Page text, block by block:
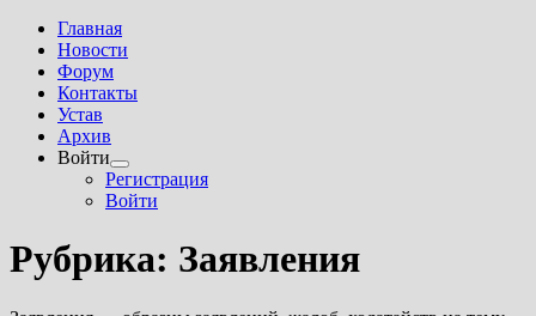
Главная
Новости
Форум
Контакты
Устав
Архив
Войти
Показать
подменю
Регистрация
Войти
Рубрика: Заявления